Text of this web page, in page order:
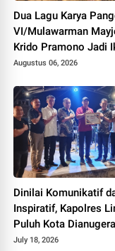
Dua Lagu Karya
VI/Mulawarman
Krido Pramono Jadi
Singing Competition
Augustus 06, 2026
Dinilai Komunikatif
Inspiratif, Kapolres
Puluh Kota
Penghargaan
July 18, 2026